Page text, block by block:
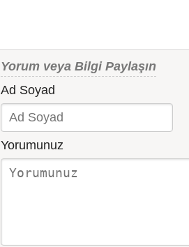
Yorum veya Bilgi Paylaşın
Ad Soyad
Yorumunuz